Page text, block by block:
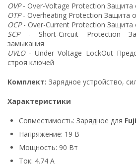
OVP- Over-Voltage Protection Защита
OTP- Overheating Protection Защита
OCP- Over-Current Protection Защита
SCP- Short-Circuit Protection
замыкания
UVLO- Under Voltage LockOut
строя ключей
Комплект: Зарядное устройство,
Характеристики
Совместимость: Зарядное для
Напряжение: 19 В
Мощность: 90 Вт
Ток: 4.74 А